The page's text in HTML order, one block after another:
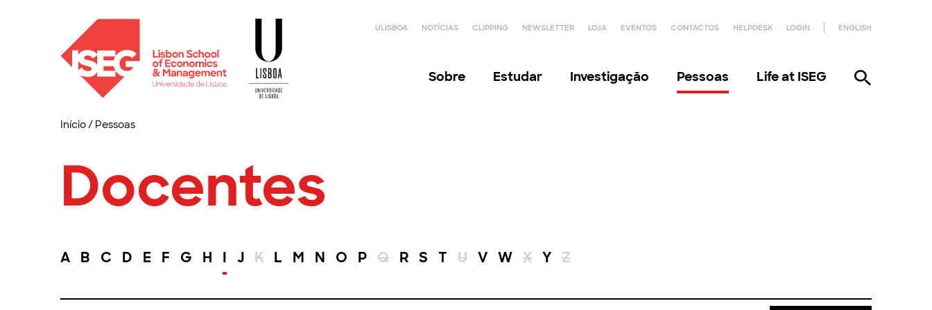
ULISBOA NOTÍCIAS CLIPPING NEWSLETTER LOJA EVENTOS CONTACTOS HELPDESK LOGIN ENGLISH
Sobre Estudar Investigação Pessoas Life at ISEG
Início/ Pessoas
Docentes
A B C D E F G H I J K L M N O P Q R S T U V W X Y Z